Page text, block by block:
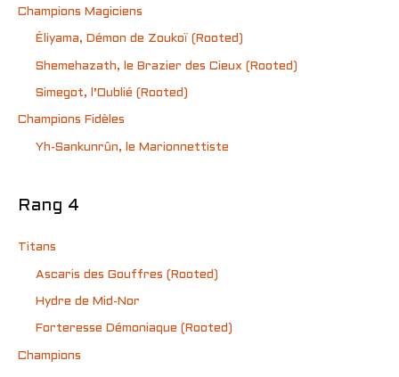
Champions Magiciens
Éliyama, Démon de Zoukoï (Rooted)
Shemehazath, le Brazier des Cieux (Rooted)
Simegot, l’Oublié (Rooted)
Champions Fidèles
Yh-Sankunrûn, le Marionnettiste
Rang 4
Titans
Ascaris des Gouffres (Rooted)
Hydre de Mid-Nor
Forteresse Démoniaque (Rooted)
Champions